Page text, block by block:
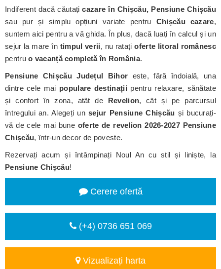
Indiferent dacă căutațicazare în Chișcău, Pensiune Chișcău
sau pur și simplu opțiuni variate pentru Chișcău cazare,
suntem aici pentru a vă ghida. În plus, dacă luați în calcul și un
sejur la mare în timpul verii, nu ratațioferte litoral românesc
pentruo vacanță completă în România.
Pensiune Chișcău Județul Bihor este, fără îndoială, una
dintre cele mai populare destinații pentru relaxare, sănătate
și confort în zona, atât de Revelion, cât și pe parcursul
întregului an. Alegeți unsejur Pensiune Chișcău și bucurați-
vă de cele mai bune oferte de revelion 2026-2027 Pensiune
Chișcău, într-un decor de poveste.
Rezervați acum și întâmpinați Noul An cu stil și liniște, la
Pensiune Chișcău!
Cerere ofertă
(+4) 0736 651 069
Vizualizați harta